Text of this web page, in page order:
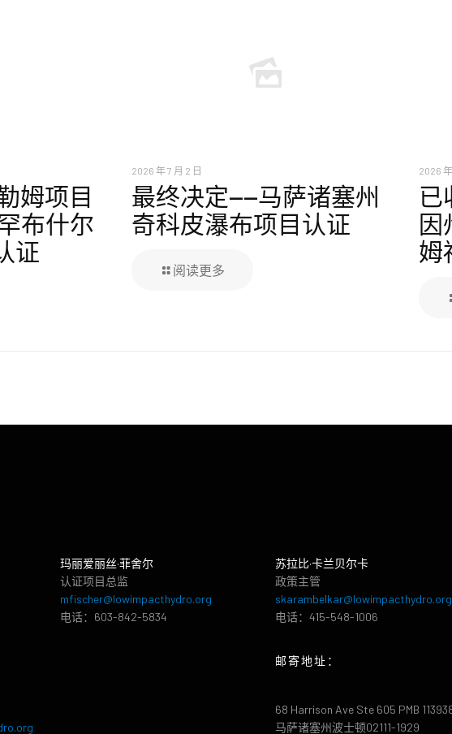
姆项目
罕布什尔
证
2026 年 7 月 2 日
最终决定——马萨诸塞州
奇科皮瀑布项目认证
阅读更多
2026
已
因
姆
玛丽爱丽丝·菲舍尔
认证项目总监
mfischer@lowimpacthydro.org
电话：603-842-5834
苏拉比·卡兰贝尔卡
政策主管
skarambelkar@lowimpacthydro.org
电话：415-548-1006
邮寄地址：
68 Harrison Ave Ste 605 PMB
马萨诸塞州波士顿02111-1929